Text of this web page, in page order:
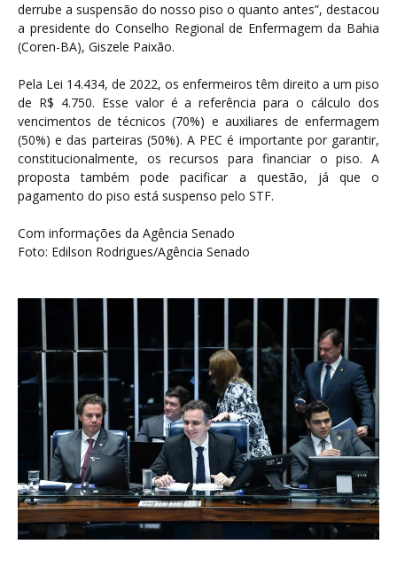
derrube a suspensão do nosso piso o quanto antes”, destacou
a presidente do Conselho Regional de Enfermagem da Bahia
(Coren-BA), Giszele Paixão.
Pela Lei 14.434, de 2022, os enfermeiros têm direito a um piso
de R$ 4.750. Esse valor é a referência para o cálculo dos
vencimentos de técnicos (70%) e auxiliares de enfermagem
(50%) e das parteiras (50%). A PEC é importante por garantir,
constitucionalmente, os recursos para financiar o piso. A
proposta também pode pacificar a questão, já que o
pagamento do piso está suspenso pelo STF.
Com informações da Agência Senado
Foto: Edilson Rodrigues/Agência Senado